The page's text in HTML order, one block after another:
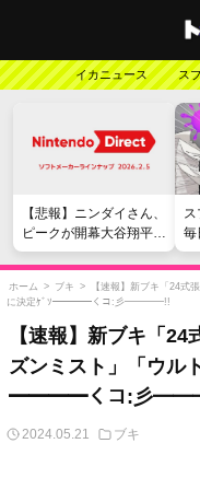
イカニュース ス
【悲報】ニンダイさん、
ピークが開幕大谷翔平の
がっかりダイレクトだっ
たと言われてしまう
ス
毎
い
行
ホーム > ブキ >
【速報】新ブキ「24式
に決定ｹﾞｿ━━━━くコ:彡━━━━!!
【速報】新ブキ「
ズンミスト」「ウル
━━━━くコ:彡
2024.05.21 ブキ